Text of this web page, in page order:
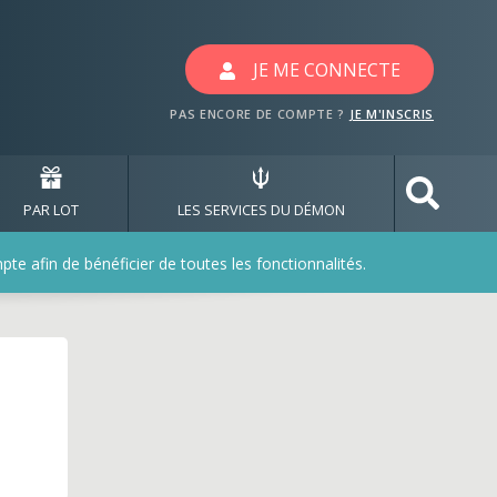
avec les jeux
JE ME CONNECTE
PAS ENCORE DE COMPTE ? JE M'INSCRIS
PAR LOT LES SERVICES DU DÉMON
afin de bénéficier de toutes les fonctionnalités.